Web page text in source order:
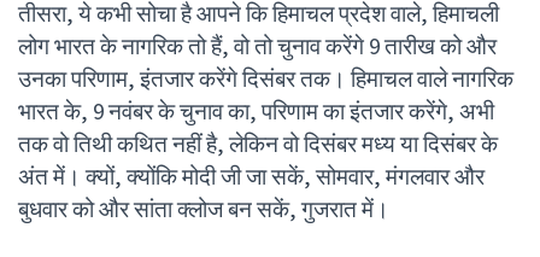
तीसरा, ये कभी सोचा है आपने कि हिमाचल प्रदेश वाले, हिमाचली
लोग भारत के नागरिक तो हैं, वो तो चुनाव करेंगे 9 तारीख को और
उनका परिणाम, इंतजार करेंगे दिसंबर तक। हिमाचल वाले नागरिक
भारत के, 9 नवंबर के चुनाव का, परिणाम का इंतजार करेंगे, अभी
तक वो तिथी कथित नहीं है, लेकिन वो दिसंबर मध्य या दिसंबर के
अंत में। क्यों, क्योंकि मोदी जी जा सकें, सोमवार, मंगलवार और
बुधवार को और सांता क्लोज बन सकें, गुजरात में।